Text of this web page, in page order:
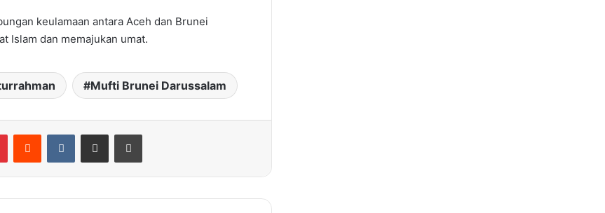
keulamaan antara Aceh dan Brunei
Islam dan memajukan umat.
Mufti Brunei Darussalam
PinterestReddit VKontakteShare via Email Print